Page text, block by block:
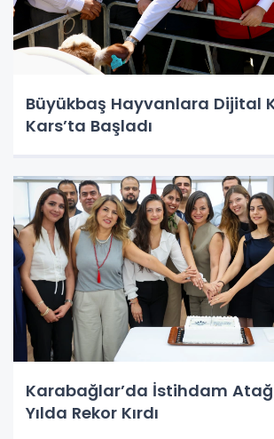
Büyükbaş Hayvanlara Dijital
Kars’ta Başladı
Karabağlar’da İstihdam
Yılda Rekor Kırdı